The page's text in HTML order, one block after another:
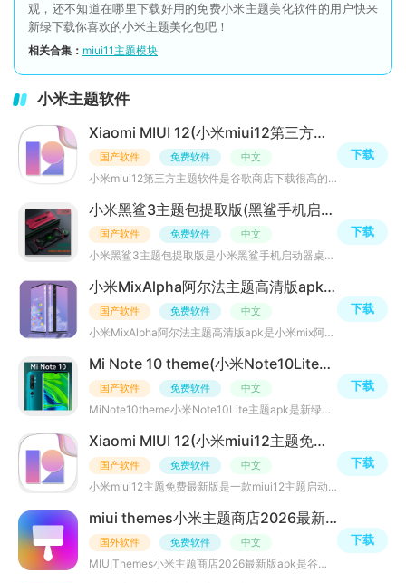
观，还不知道在哪里下载好用的免费小米主题美化软件的用户快来
新绿下载你喜欢的小米主题美化包吧！
相关合集： miui11主题模块
小米主题软件
Xiaomi MIUI 12(小米miui12第三方主题软件)v1.0.10安卓免费版
国产软件 免费软件 中文
小米miui12第三方主题软件是谷歌商店下载很高的一款miui12第三方主题破解应用，APP有超多高清壁纸、miui适配
下载
小米黑鲨3主题包提取版(黑鲨手机启动器)v3.5安卓版
国产软件 免费软件 中文
小米黑鲨3主题包提取版是小米黑鲨手机启动器桌面主题应用，APP可实现黑鲨全系列手机启动器优化、黑鲨3主题包
下载
小米MixAlpha阿尔法主题高清版apkv1.0.2安卓版
国产软件 免费软件 中文
小米MixAlpha阿尔法主题高清版apk是小米mix阿尔法主题壁纸app，这款手机可谓是相当惊艳，炫酷的环绕屏设计，
下载
Mi Note 10 theme(小米Note10Lite主题apk)v5.2海外版
国产软件 免费软件 中文
MiNote10theme小米Note10Lite主题apk是新绿首发的一款小米Note10Lite主题启动器应用，小米Note10Lite已在国
下载
Xiaomi MIUI 12(小米miui12主题免费最新版)v1.0.1安卓版
国产软件 免费软件 中文
小米miui12主题免费最新版是一款miui12主题启动器样式应用，里面有许多全新桌面主题风格，支持小米全系列主
下载
miui themes小米主题商店2026最新版apkv13.11.0谷歌版
国外软件 免费软件 中文
MIUIThemes小米主题商店2026最新版apk是谷歌商店内比较火热的一款小米主题商店软件，内置超多最新主题壁纸、
下载